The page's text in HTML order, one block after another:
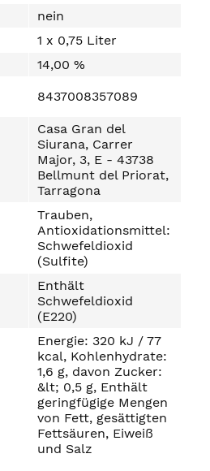
nein
1 x 0,75 Liter
14,00 %
8437008357089
Casa Gran del
Siurana, Carrer
Major, 3, E - 43738
Bellmunt del Priorat,
Tarragona
Trauben,
Antioxidationsmittel:
Schwefeldioxid
(Sulfite)
Enthält
Schwefeldioxid
(E220)
Energie: 320 kJ / 77
kcal, Kohlenhydrate:
1,6 g, davon Zucker:
&lt; 0,5 g, Enthält
geringfügige Mengen
von Fett, gesättigten
Fettsäuren, Eiweiß
und Salz